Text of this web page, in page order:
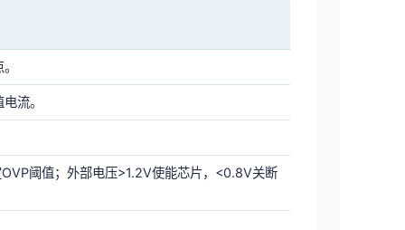
流。
阈值；外部电压>1.2V使能芯片，<0.8V关断